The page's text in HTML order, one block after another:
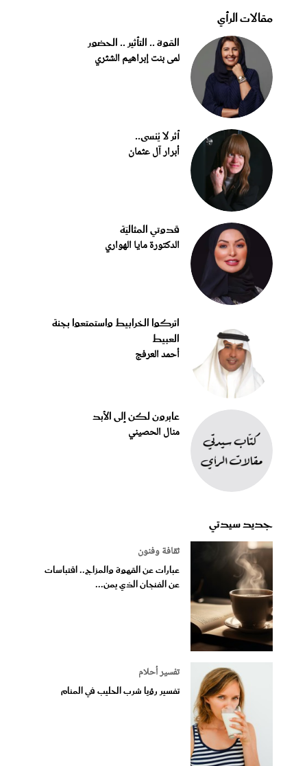
مقالات الرأي
القوة .. التأثير .. الحضور
لمى بنت إبراهيم الشثري
أثر لا يُنسى..
أبرار آل عثمان
قدوتي المثاليّة
الدكتورة مايا الهواري
اتركوا الخرابيط واستمتعوا بجنة
العبيط
أحمد العرفج
عابرون لكن إلى الأبد
منال الحصيني
جديد سيدتي
ثقافة وفنون
عبارات عن القهوة والمزاج.. اقتباسات
عن الفنجان الذي يمن...
تفسير أحلام
تفسير رؤيا شرب الحليب في المنام